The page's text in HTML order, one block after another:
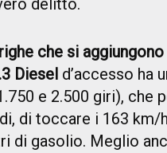
delitto.
righe che si
Diesel d’accesso ha
e 2.500 giri), che
di toccare i 163
di gasolio. Meglio